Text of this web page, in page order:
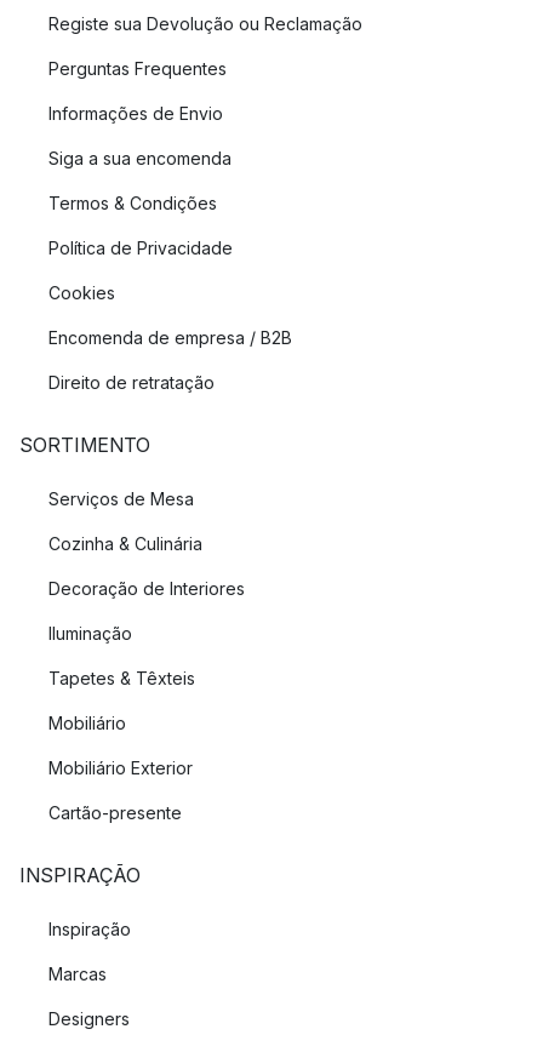
Registe sua Devolução ou Reclamação
Perguntas Frequentes
Informações de Envio
Siga a sua encomenda
Termos & Condições
Política de Privacidade
Cookies
Encomenda de empresa / B2B
Direito de retratação
SORTIMENTO
Serviços de Mesa
Cozinha & Culinária
Decoração de Interiores
Iluminação
Tapetes & Têxteis
Mobiliário
Mobiliário Exterior
Cartão-presente
INSPIRAÇÃO
Inspiração
Marcas
Designers